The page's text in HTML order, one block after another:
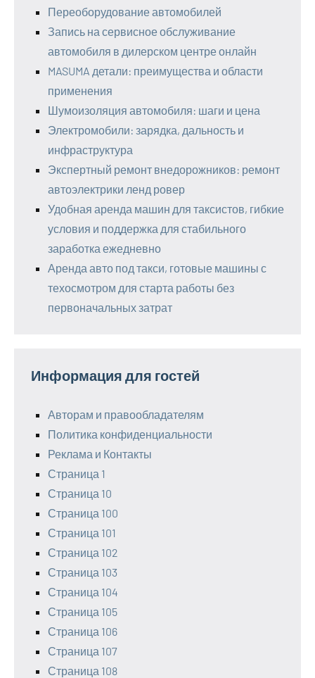
Переоборудование автомобилей
Запись на сервисное обслуживание
автомобиля в дилерском центре онлайн
MASUMA детали: преимущества и области
применения
Шумоизоляция автомобиля: шаги и цена
Электромобили: зарядка, дальность и
инфраструктура
Экспертный ремонт внедорожников: ремонт
автоэлектрики ленд ровер
Удобная аренда машин для таксистов, гибкие
условия и поддержка для стабильного
заработка ежедневно
Аренда авто под такси, готовые машины с
техосмотром для старта работы без
первоначальных затрат
Информация для гостей
Авторам и правообладателям
Политика конфиденциальности
Реклама и Контакты
Страница 1
Страница 10
Страница 100
Страница 101
Страница 102
Страница 103
Страница 104
Страница 105
Страница 106
Страница 107
Страница 108